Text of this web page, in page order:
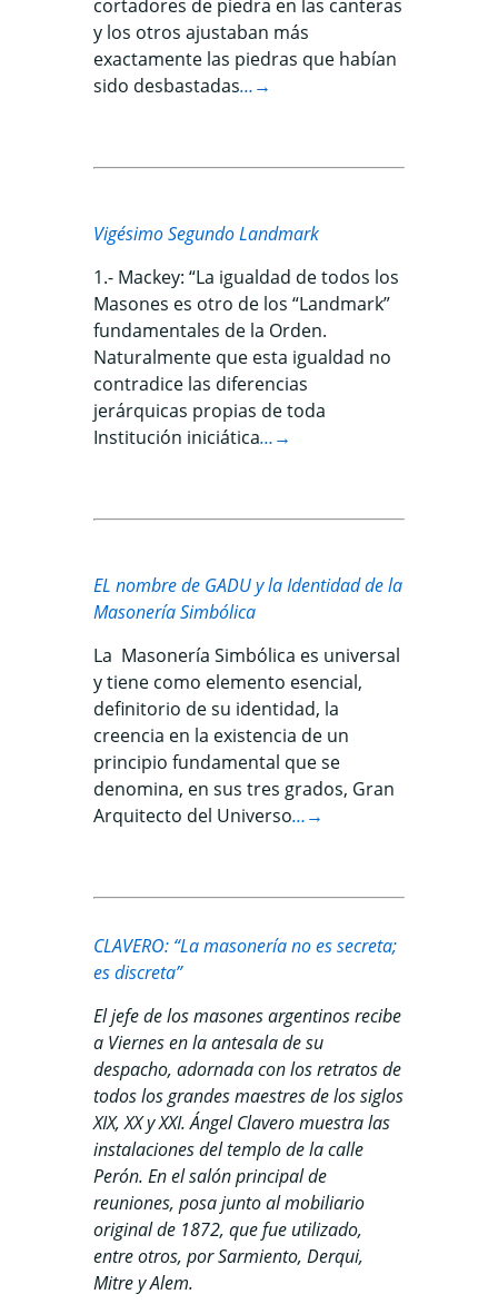
cortadores de piedra en las canteras
y los otros ajustaban más
exactamente las piedras que habían
sido desbastadas…→
Vigésimo Segundo Landmark
1.- Mackey: “La igualdad de todos los
Masones es otro de los “Landmark”
fundamentales de la Orden.
Naturalmente que esta igualdad no
contradice las diferencias
jerárquicas propias de toda
Institución iniciática…→
EL nombre de GADU y la Identidad de la
Masonería Simbólica
La Masonería Simbólica es universal
y tiene como elemento esencial,
definitorio de su identidad, la
creencia en la existencia de un
principio fundamental que se
denomina, en sus tres grados, Gran
Arquitecto del Universo…→
CLAVERO: “La masonería no es secreta;
es discreta”
El jefe de los masones argentinos recibe
a Viernes en la antesala de su
despacho, adornada con los retratos de
todos los grandes maestres de los siglos
XIX, XX y XXI. Ángel Clavero muestra las
instalaciones del templo de la calle
Perón. En el salón principal de
reuniones, posa junto al mobiliario
original de 1872, que fue utilizado,
entre otros, por Sarmiento, Derqui,
Mitre y Alem.